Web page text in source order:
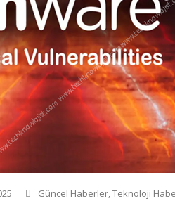
Güncel Haberler,Teknoloji